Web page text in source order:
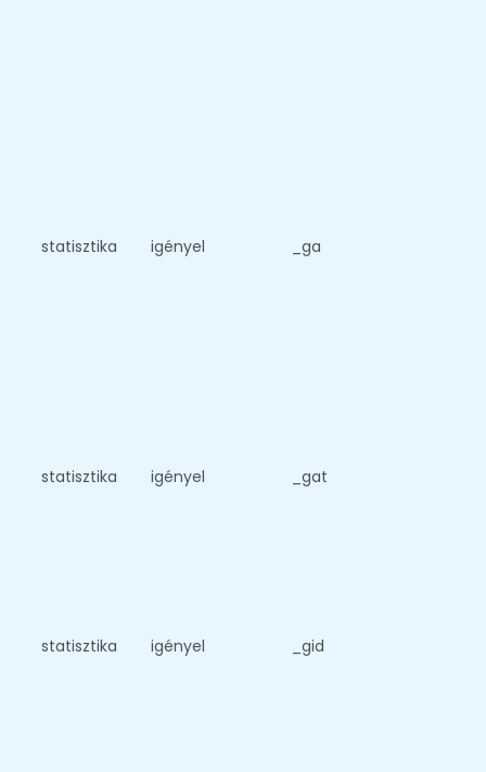
statisztika igényel _ga
statisztika igényel _gat
statisztika igényel _gid